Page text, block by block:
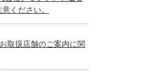
ください。
取扱店舗のご案内に関